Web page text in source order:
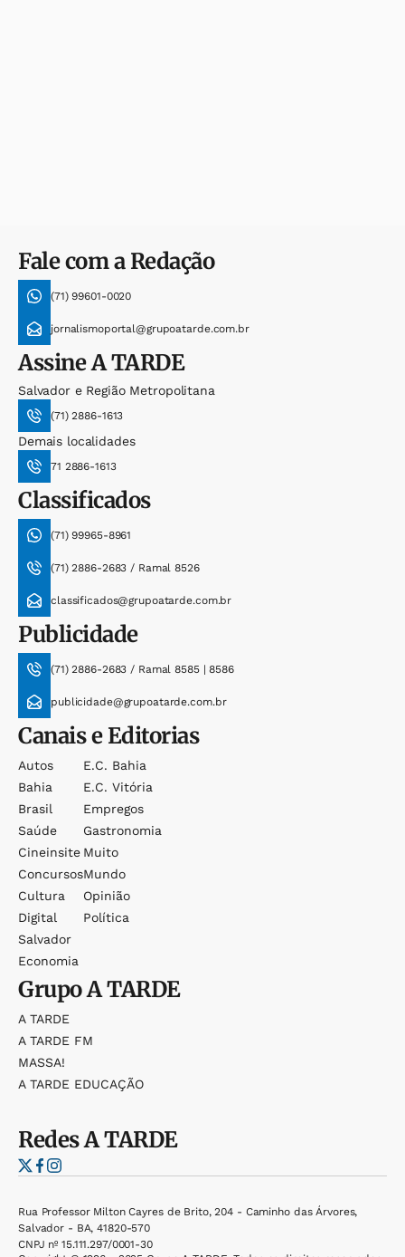
Fale com a Redação
(71) 99601-0020
jornalismoportal@grupoatarde.com.br
AssineA TARDE
Salvador e Região Metropolitana
(71) 2886-1613
Demais localidades
71 2886-1613
Classificados
(71) 99965-8961
(71) 2886-2683 / Ramal 8526
classificados@grupoatarde.com.br
Publicidade
(71) 2886-2683 / Ramal 8585 | 8586
publicidade@grupoatarde.com.br
Canais e Editorias
Autos
Bahia
Brasil
Saúde
Cineinsite
Concursos
Cultura
Digital
Salvador
Economia
E.c. Bahia
E.c. Vitória
Empregos
Gastronomia
Muito
Mundo
Opinião
Política
GrupoA TARDE
A TARDE
A TARDE FM
MASSA!
A TARDE EDUCAÇÃO
RedesA TARDE
Rua Professor Milton Cayres de Brito, 204 - Caminho das Árvores,
Salvador - BA, 41820-570
CNPJ nº 15.111.297/0001-30